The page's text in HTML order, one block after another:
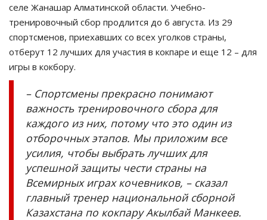
селе Жанашар Алматинской области. Учебно-
тренировочный сбор продлится до 6 августа. Из 29
спортсменов, приехавших со всех уголков страны,
отберут 12 лучших для участия в кокпаре и еще 12 – для
игры в кокбору.
– Спортсмены прекрасно понимают
важность тренировочного сбора для
каждого из них, потому что это один из
отборочных этапов. Мы приложим все
усилия, чтобы выбрать лучших для
успешной защиты чести страны на
Всемирных играх кочевников, – сказал
главный тренер национальной сборной
Казахстана по кокпару Акылбай Манкеев.